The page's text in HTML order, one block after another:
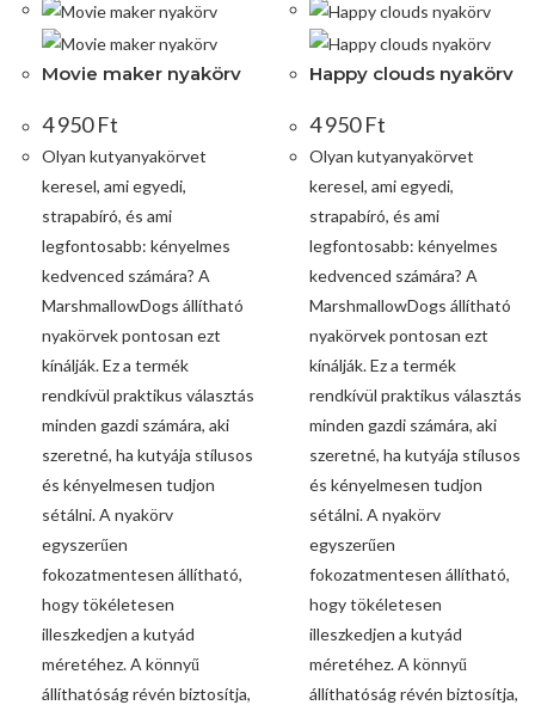
Movie maker nyakörv
4 950Ft
Olyan kutyanyakörvet
keresel, ami egyedi,
strapabíró, és ami
legfontosabb: kényelmes
kedvenced számára? A
MarshmallowDogs állítható
nyakörvek pontosan ezt
kínálják. Ez a termék
rendkívül praktikus választás
minden gazdi számára, aki
szeretné, ha kutyája stílusos
és kényelmesen tudjon
sétálni. A nyakörv
egyszerűen
fokozatmentesen állítható,
hogy tökéletesen
illeszkedjen a kutyád
méretéhez. A könnyű
állíthatóság révén biztosítja,
Happy clouds nyakörv
4 950Ft
Olyan kutyanyakörvet
keresel, ami egyedi,
strapabíró, és ami
legfontosabb: kényelmes
kedvenced számára? A
MarshmallowDogs állítható
nyakörvek pontosan ezt
kínálják. Ez a termék
rendkívül praktikus választás
minden gazdi számára, aki
szeretné, ha kutyája stílusos
és kényelmesen tudjon
sétálni. A nyakörv
egyszerűen
fokozatmentesen állítható,
hogy tökéletesen
illeszkedjen a kutyád
méretéhez. A könnyű
állíthatóság révén biztosítja,